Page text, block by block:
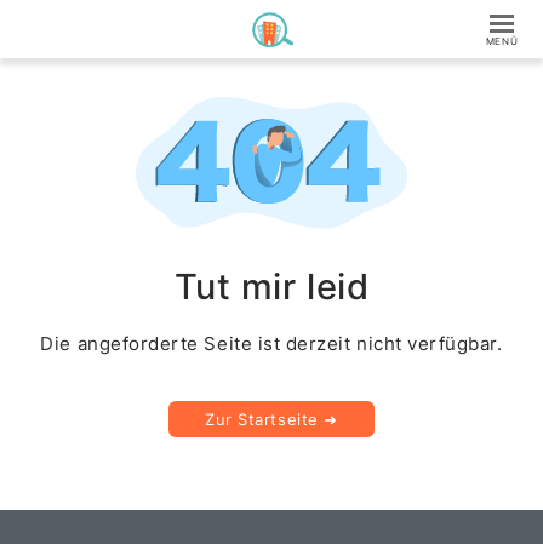
Tut mir leid
Die angeforderte Seite ist derzeit nicht verfügbar.
Zur Startseite ➜